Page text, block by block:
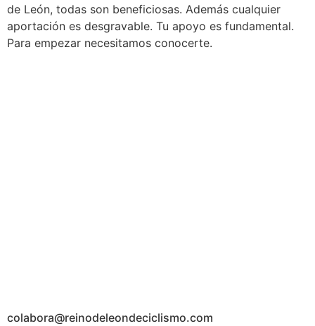
de León, todas son beneficiosas. Además cualquier
aportación es desgravable. Tu apoyo es fundamental.
Para empezar necesitamos conocerte.
colabora@reinodeleondeciclismo.com